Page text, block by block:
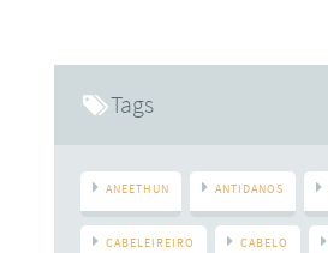
Tags
ANEETHUN ANTIDANOS
CABELEIREIRO CABELO